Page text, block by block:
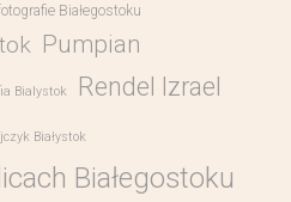
Białegostoku
Pumpian
Bialystok Rendel Izrael
Białystok
Białegostoku